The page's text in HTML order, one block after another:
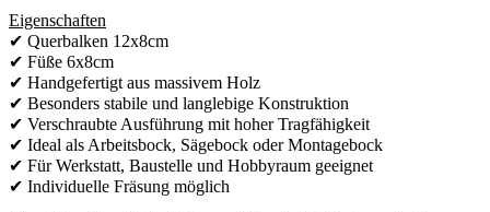
Eigenschaften
✔ Querbalken 12x8cm
✔ Füße 6x8cm
✔ Handgefertigt aus massivem Holz
✔ Besonders stabile und langlebige Konstruktion
✔ Verschraubte Ausführung mit hoher Tragfähigkeit
✔ Ideal als Arbeitsbock, Sägebock oder Montagebock
✔ Für Werkstatt, Baustelle und Hobbyraum geeignet
✔ Individuelle Fräsung möglich